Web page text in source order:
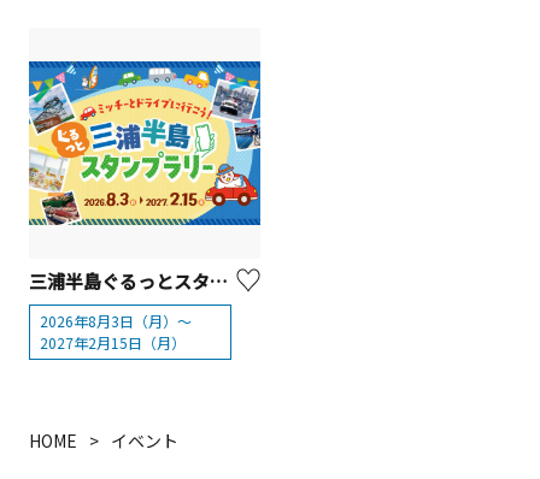
三浦半島ぐるっとスタンプラリー開催【横須賀市】【逗子市】【三浦市】【葉山町】
2026年8月3日（月）～
2027年2月15日（月）
HOME イベント